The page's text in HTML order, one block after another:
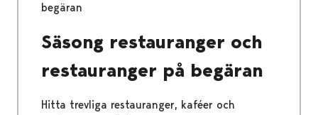
begäran
Säsong restauranger och
restauranger på begäran
Hitta trevliga restauranger, kaféer och